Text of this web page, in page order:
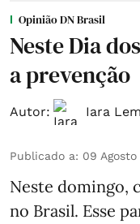
Opinião DN Brasil
Neste Dia
a prevenção
Autor: Iara
Publicado a: 09
Neste domingo,
no Brasil. Esse